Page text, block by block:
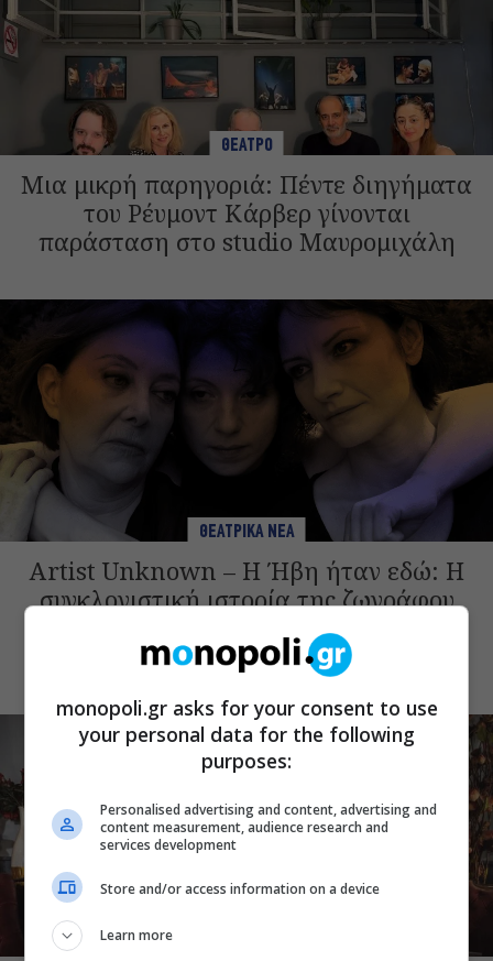
ΘΕΑΤΡΟ
Μια μικρή παρηγοριά: Πέντε διηγήματα
του Ρέυμοντ Κάρβερ γίνονται
παράσταση στο studio Μαυρομιχάλη
ΘΕΑΤΡΙΚΑ ΝΕΑ
Artist Unknown – Η Ήβη ήταν εδώ: Η
συγκλονιστική ιστορία της ζωγράφου
Ήβης Στάγκαλη στο Δημοτικό Θέατρο
Πειραιά
monopoli.gr asks for your consent to use
your personal data for the following
purposes:
Personalised advertising and content, advertising and
content measurement, audience research and
services development
Store and/or access information on a device
Learn more